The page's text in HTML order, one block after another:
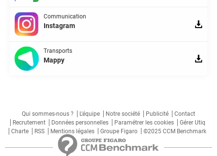
Communication
Instagram
Transports
Mappy
Qui sommes-nous ? L'équipe Notre société Publicité
Contact
Recrutement
Données personnelles Paramétrer les cookies
Gérer Utiq
Charte
RSS Mentions légales Groupe Figaro ©2025 CCM Benchmark